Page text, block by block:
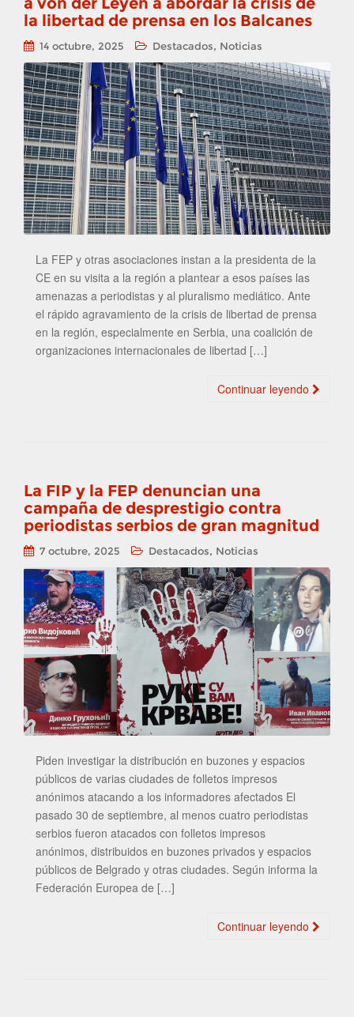
la libertad de prensa en los Balcanes
14 octubre, 2025 Destacados, Noticias
La FEP y otras asociaciones instan a la presidenta de la
CE en su visita a la región a plantear a esos países las
amenazas a periodistas y al pluralismo mediático. Ante
el rápido agravamiento de la crisis de libertad de prensa
en la región, especialmente en Serbia, una coalición de
organizaciones internacionales de libertad […]
Continuar leyendo
La FIP y la FEP denuncian una
campaña de desprestigio contra
periodistas serbios de gran magnitud
7 octubre, 2025 Destacados, Noticias
Piden investigar la distribución en buzones y espacios
públicos de varias ciudades de folletos impresos
anónimos atacando a los informadores afectados El
pasado 30 de septiembre, al menos cuatro periodistas
serbios fueron atacados con folletos impresos
anónimos, distribuidos en buzones privados y espacios
públicos de Belgrado y otras ciudades. Según informa la
Federación Europea de […]
Continuar leyendo